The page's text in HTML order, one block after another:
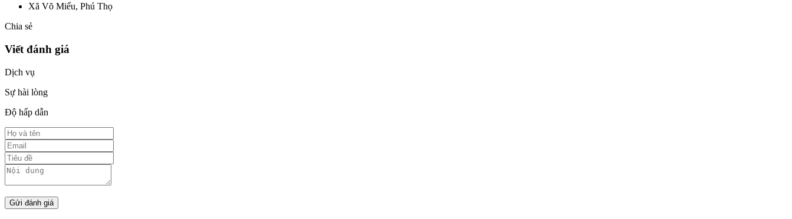
Xã Võ Miếu, Phú Thọ
Chia sẻ
Viết đánh giá
Dịch vụ
Sự hài lòng
Độ hấp dẫn
Gửi đánh giá